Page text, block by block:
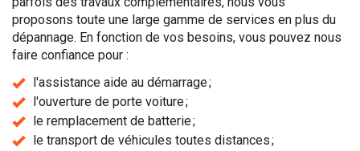
proposons toute une large gamme de services en plus du
dépannage. En fonction de vos besoins, vous pouvez nous
faire confiance pour :
l'assistance aide au démarrage ;
l'ouverture de porte voiture ;
le remplacement de batterie ;
le transport de véhicules toutes distances ;